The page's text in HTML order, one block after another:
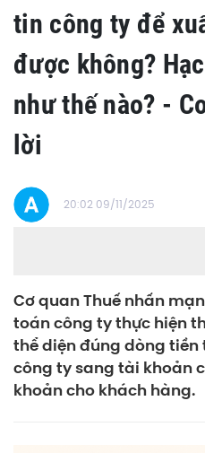
tin công ty để
được không?
như thế nào? -
lời
20:02 09/11/2025
Cơ quan Thuế nhấn
toán công ty thực hiện
thể diện đúng dòng
công ty sang tài khoản
khoản cho khách hàng.